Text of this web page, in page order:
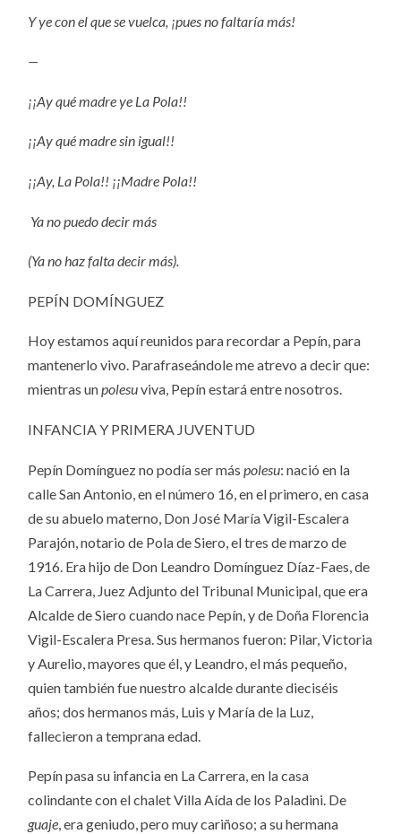
Y ye con el que se vuelca, ¡pues no faltaría más!
—
¡¡Ay qué madre ye La Pola!!
¡¡Ay qué madre sin igual!!
¡¡Ay, La Pola!! ¡¡Madre Pola!!
Ya no puedo decir más
(Ya no haz falta decir más).
PEPÍN DOMÍNGUEZ
Hoy estamos aquí reunidos para recordar a Pepín, para
mantenerlo vivo. Parafraseándole me atrevo a decir que:
mientras unpolesuviva, Pepín estará entre nosotros.
INFANCIA Y PRIMERA JUVENTUD
Pepín Domínguez no podía ser más polesu: nació en la
calle San Antonio, en el número 16, en el primero, en casa
de su abuelo materno, Don José María Vigil-Escalera
Parajón, notario de Pola de Siero, el tres de marzo de
1916. Era hijo de Don Leandro Domínguez Díaz-Faes, de
La Carrera, Juez Adjunto del Tribunal Municipal, que era
Alcalde de Siero cuando nace Pepín, y de Doña Florencia
Vigil-Escalera Presa. Sus hermanos fueron: Pilar, Victoria
y Aurelio, mayores que él, y Leandro, el más pequeño,
quien también fue nuestro alcalde durante dieciséis
años; dos hermanos más, Luis y María de la Luz,
fallecieron a temprana edad.
Pepín pasa su infancia en La Carrera, en la casa
colindante con el chalet Villa Aída de los Paladini. De
guaje, era geniudo, pero muy cariñoso; a su hermana